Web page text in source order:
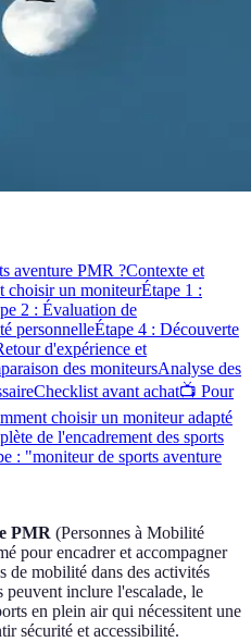
aventure PMR ?Contexte et
choisir un moniteurÉtape 1 :
2 : Évaluation de
personnelleÉtape 4 : Découverte
d'expérience et
des moniteursAnalyse des
Checklist avant achat📺 Pour
choisir un moniteur adapté
de l'encadrement des sports
: "moniteur de sports aventure
PMR (Personnes à Mobilité
pour encadrer et accompagner
de mobilité dans des activités
peuvent inclure l'escalade, le
en plein air qui nécessitent une
sécurité et accessibilité.